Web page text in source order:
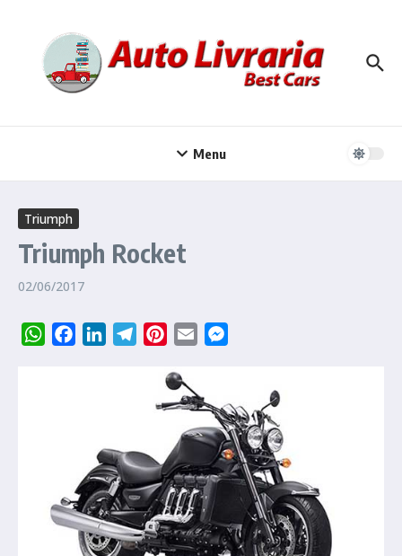
Menu
Triumph
Triumph Rocket
02/06/2017
WhatsAppFacebookLinkedInTelegramPinterest
Email